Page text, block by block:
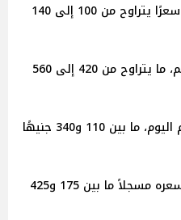
- وحقق كيلو الماكريل المجمد، سعرًا يتراوح من 100 إلى 140
- بلغ سعر الجمبري متوسط الحجم، ما يتراوح من 420 إلى 560
- بينما سعر الجمبري صغير الحجم اليوم، ما بين 110 و340 جنيهًا
- أما عن الجمبري المجمد، فجاء سعره مسجلاً ما بين 175 و425